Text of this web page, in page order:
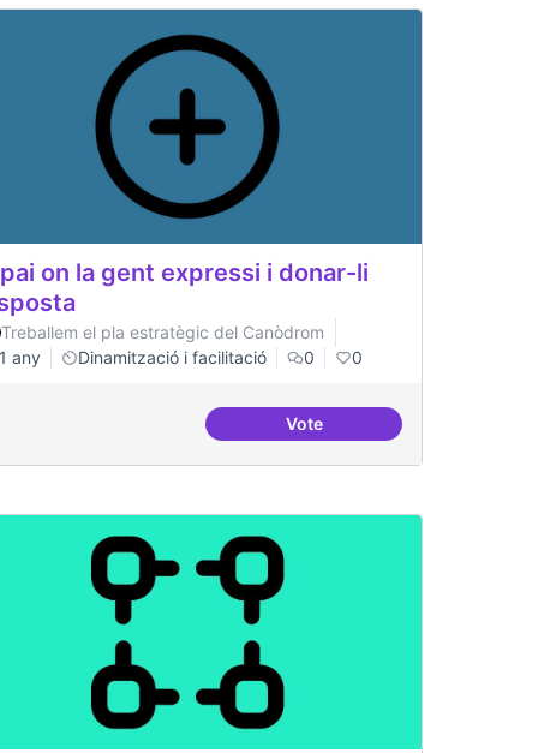
recerca
on la gent expressi i donar-li
Treballem el pla estratègic del Canòdrom
1 any
Dinamització i facilitació 0 0
VoteEspai on la gent expressi i